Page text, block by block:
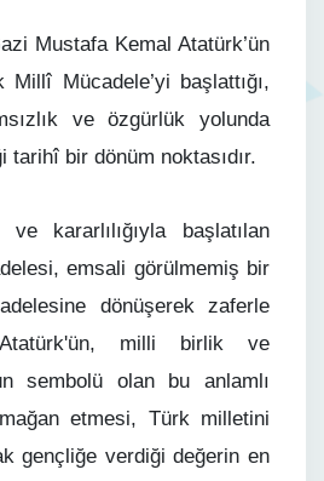
Mustafa Kemal Atatürk’ün
Millî Mücadele’yi başlattığı,
ve özgürlük yolunda
tarihî bir dönüm noktasıdır.
kararlılığıyla başlatılan
emsali görülmemiş bir
dönüşerek zaferle
Atatürk'ün, milli birlik ve
sembolü olan bu anlamlı
etmesi, Türk milletini
gençliğe verdiği değerin en